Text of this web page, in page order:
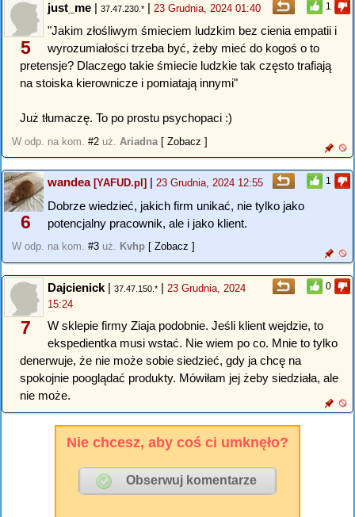
1
5
just_me | 37.47.230.* | 23 Grudnia, 2024 01:40
"Jakim złośliwym śmieciem ludzkim bez cienia empatii i
wyrozumiałości trzeba być, żeby mieć do kogoś o to
pretensje? Dlaczego takie śmiecie ludzkie tak często trafiają
na stoiska kierownicze i pomiatają innymi"
Już tłumaczę. To po prostu psychopaci :)
W odp. na kom. #2 uż. Ariadna [ Zobacz ]
1
6
wandea[YAFUD.pl] | 23 Grudnia, 2024 12:55
Dobrze wiedzieć, jakich firm unikać, nie tylko jako
potencjalny pracownik, ale i jako klient.
W odp. na kom. #3 uż. Kvhp [ Zobacz ]
0
7
Dajcienick | 37.47.150.* | 23 Grudnia, 2024
15:24
W sklepie firmy Ziaja podobnie. Jeśli klient wejdzie, to
ekspedientka musi wstać. Nie wiem po co. Mnie to tylko
denerwuje, że nie może sobie siedzieć, gdy ja chcę na
spokojnie pooglądać produkty. Mówiłam jej żeby siedziała, ale
nie może.
Nie chcesz, aby coś ci umknęło?